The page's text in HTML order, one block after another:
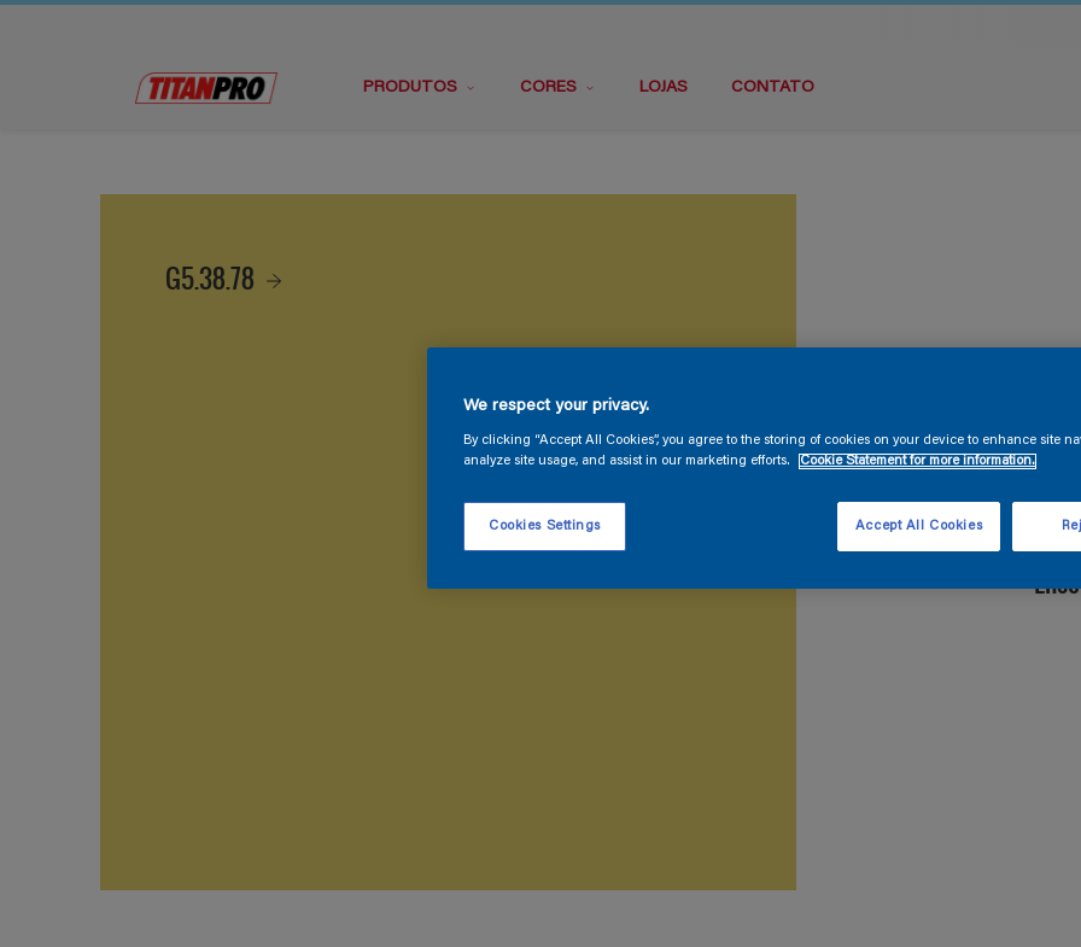
PRODUTOS CORES LOJAS CONTATO
G5.38.78
We respect your privacy.
By clicking “Accept All Cookies”, you agree to the storing of cookies on your device to enhance site
analyze site usage, and assist in our marketing efforts.
Cookie Statement for more information.
Cookies Settings Accept All Cookies